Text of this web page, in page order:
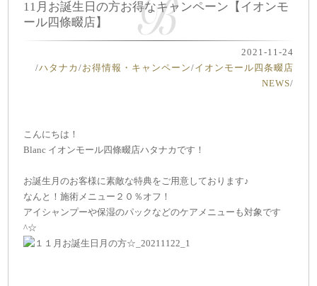
11月お誕生日の方お得なキャンペーン【イオンモ
ール四條畷店】
2021-11-24
/ハタナカ /お得情報・キャンペーン/イオンモール四条畷店
NEWS/
こんにちは！
Blanc イオンモール四條畷店ハタナカです！
お誕生月のお客様に素敵な特典をご用意しております♪
なんと！施術メニュー２０％オフ！
アイシャンプーや保湿のパックなどのケアメニューも対象です
^☆